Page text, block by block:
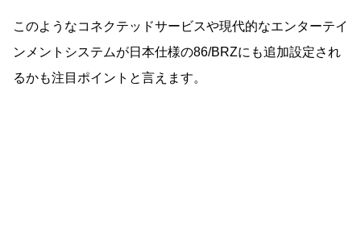
このようなコネクテッドサービスや現代的なエンターテイ
ンメントシステムが日本仕様の86/BRZにも追加設定され
るかも注目ポイントと言えます。